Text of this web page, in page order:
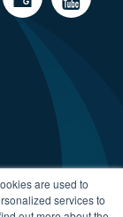
are used to
services to